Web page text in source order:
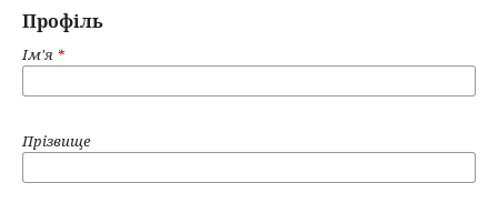
Профіль
Ім'я *
Прізвище